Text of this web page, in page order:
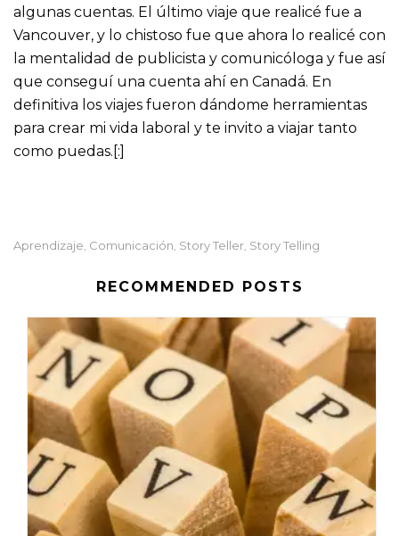
algunas cuentas. El último viaje que realicé fue a
Vancouver, y lo chistoso fue que ahora lo realicé con
la mentalidad de publicista y comunicóloga y fue así
que conseguí una cuenta ahí en Canadá. En
definitiva los viajes fueron dándome herramientas
para crear mi vida laboral y te invito a viajar tanto
como puedas. [:]
Aprendizaje Comunicación Story Teller Story Telling
RECOMMENDED POSTS